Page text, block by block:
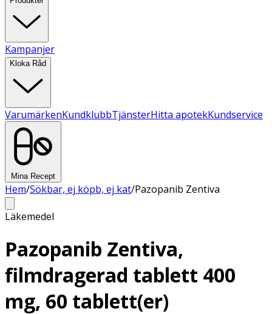
Kampanjer
Kloka Råd
VarumärkenKundklubbTjänsterHitta apotekKundservice
Mina Recept
Hem/Sökbar, ej köpb, ej kat/Pazopanib Zentiva
Läkemedel
Pazopanib Zentiva,
filmdragerad tablett 400
mg, 60 tablett(er)